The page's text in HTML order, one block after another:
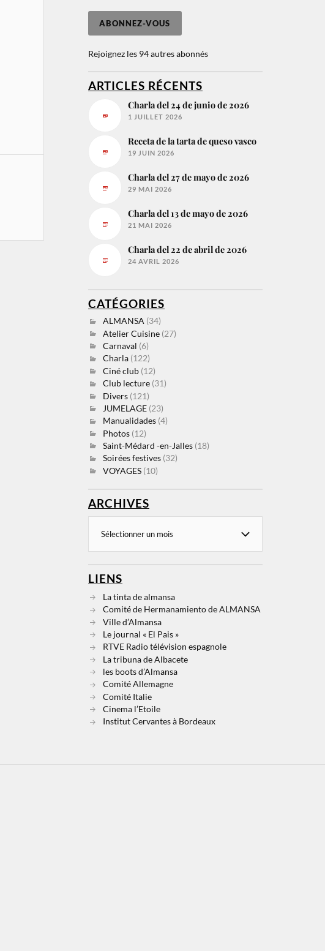
ABONNEZ-VOUS
Rejoignez les 94 autres abonnés
ARTICLES RÉCENTS
Charla del 24 de junio de 2026
1 JUILLET 2026
Receta de la tarta de queso vasco
19 JUIN 2026
Charla del 27 de mayo de 2026
29 MAI 2026
Charla del 13 de mayo de 2026
21 MAI 2026
Charla del 22 de abril de 2026
24 AVRIL 2026
CATÉGORIES
ALMANSA (34)
Atelier Cuisine (27)
Carnaval (6)
Charla (122)
Ciné club (12)
Club lecture (31)
Divers (121)
JUMELAGE (23)
Manualidades (4)
Photos (12)
Saint-Médard -en-Jalles (18)
Soirées festives (32)
VOYAGES (10)
ARCHIVES
LIENS
La tinta de almansa
Comité de Hermanamiento de ALMANSA
Ville d’Almansa
Le journal « El Pais »
RTVE Radio télévision espagnole
La tribuna de Albacete
les boots d’Almansa
Comité Allemagne
Comité Italie
Cinema l’Etoile
Institut Cervantes à Bordeaux